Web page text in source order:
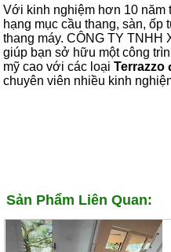
Với kinh nghiệm hơn 10 năm
hạng mục cầu thang, sàn, ốp
thang máy. CÔNG TY
giúp bạn sở hữu một công
mỹ cao với các loạiTerrazzo
chuyên viên nhiều kinh
Sản Phẩm Liên Quan: